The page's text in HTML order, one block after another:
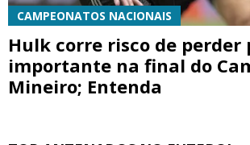
CAMPEONATOS NACIONAIS
Hulk corre risco de perder
importante na final do
Mineiro; Entenda